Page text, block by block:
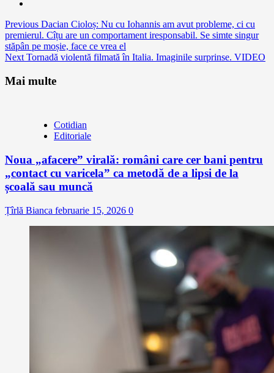
Continue
Reading
Previous Dacian Cioloș: Nu cu Iohannis am avut probleme, ci cu
premierul. Cîțu are un comportament iresponsabil. Se simte singur
stăpân pe moșie, face ce vrea el
Next Tornadă violentă filmată în Italia. Imaginile surprinse. VIDEO
Mai multe
Cotidian
Editoriale
Noua „afacere” virală: români care cer bani pentru
„contact cu varicela” ca metodă de a lipsi de la
școală sau muncă
Țîrlă Bianca februarie 15, 2026 0